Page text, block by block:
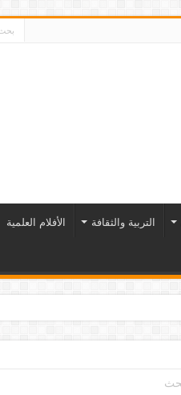
التربية والثقافة الأفلام العلمية